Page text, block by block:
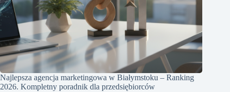
Najlepsza agencja marketingowa w Białymstoku – Ranking
2026. Kompletny poradnik dla przedsiębiorców